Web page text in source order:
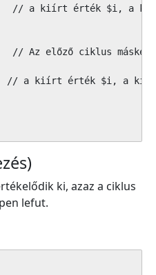
// a kiírt érték $i, a
// Az előző ciklus
// a kiírt érték $i, a
ki, azaz a ciklus
lefut.